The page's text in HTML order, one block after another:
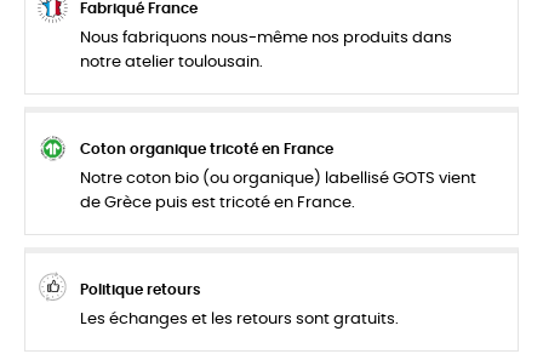
Fabriqué France
Nous fabriquons nous-même nos produits dans
notre atelier toulousain.
Coton organique tricoté en France
Notre coton bio (ou organique) labellisé GOTS vient
de Grèce puis est tricoté en France.
Politique retours
Les échanges et les retours sont gratuits.